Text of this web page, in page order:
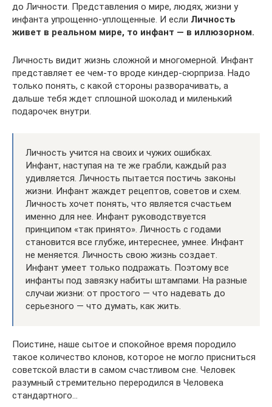
до Личности. Представления о мире, людях, жизни у
инфанта упрощенно-уплощенные. И если Личность
живет в реальном мире, то инфант — в иллюзорном.
Личность видит жизнь сложной и многомерной. Инфант
представляет ее чем-то вроде киндер-сюрприза. Надо
только понять, с какой стороны разворачивать, а
дальше тебя ждет сплошной шоколад и миленький
подарочек внутри.
Личность учится на своих и чужих ошибках.
Инфант, наступая на те же грабли, каждый раз
удивляется. Личность пытается постичь законы
жизни. Инфант жаждет рецептов, советов и схем.
Личность хочет понять, что является счастьем
именно для нее. Инфант руководствуется
принципом «так принято». Личность с годами
становится все глубже, интереснее, умнее. Инфант
не меняется. Личность свою жизнь создает.
Инфант умеет только подражать. Поэтому все
инфанты под завязку набиты штампами. На разные
случаи жизни: от простого — что надевать до
серьезного — что думать, как жить.
Поистине, наше сытое и спокойное время породило
такое количество клонов, которое не могло присниться
советской власти в самом счастливом сне. Человек
разумный стремительно переродился в Человека
стандартного…